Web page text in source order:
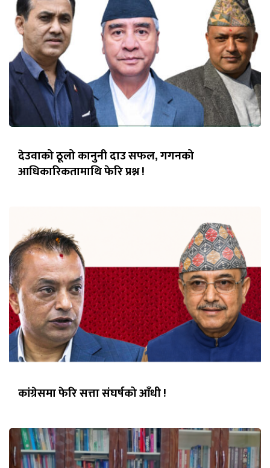
देउवाको ठूलो कानुनी दाउ सफल, गगनको
आधिकारिकतामाथि फेरि प्रश्न !
कांग्रेसमा फेरि सत्ता संघर्षको आँधी !